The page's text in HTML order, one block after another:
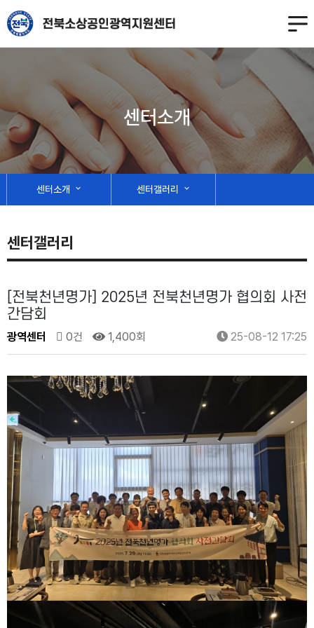
센터소개
센터소개 expand_more 센터갤러리 expand_more
센터갤러리
[전북천년명가] 2025년 전북천년명가 협의회 사전
간담회
광역센터 0건 1,400회 25-08-12 17:25